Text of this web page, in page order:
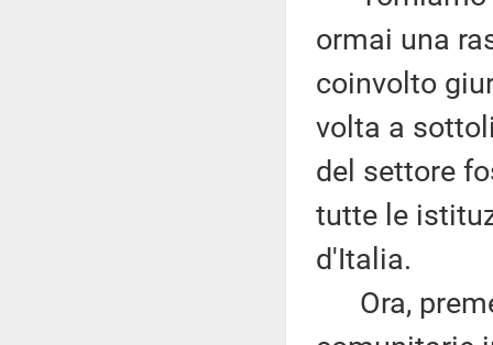
ormai una
coinvolto
volta a
del settore
tutte le
d'Italia.
Ora,